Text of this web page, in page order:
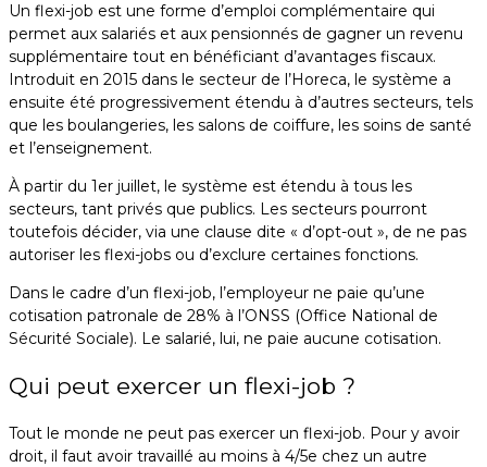
Un flexi-job est une forme d’emploi complémentaire qui
permet aux salariés et aux pensionnés de gagner un revenu
supplémentaire tout en bénéficiant d’avantages fiscaux.
Introduit en 2015 dans le secteur de l’Horeca, le système a
ensuite été progressivement étendu à d’autres secteurs, tels
que les boulangeries, les salons de coiffure, les soins de santé
et l’enseignement.
À partir du 1er juillet, le système est étendu à tous les
secteurs, tant privés que publics. Les secteurs pourront
toutefois décider, via une clause dite « d’opt-out », de ne pas
autoriser les flexi-jobs ou d’exclure certaines fonctions.
Dans le cadre d’un flexi-job, l’employeur ne paie qu’une
cotisation patronale de 28% à l’ONSS (Office National de
Sécurité Sociale). Le salarié, lui, ne paie aucune cotisation.
Qui peut exercer un flexi-job ?
Tout le monde ne peut pas exercer un flexi-job. Pour y avoir
droit, il faut avoir travaillé au moins à 4/5e chez un autre